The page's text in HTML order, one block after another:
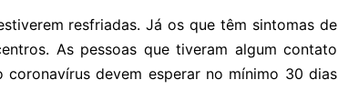
resfriadas. Já os que têm sintomas de
As pessoas que tiveram algum contato
devem esperar no mínimo 30 dias